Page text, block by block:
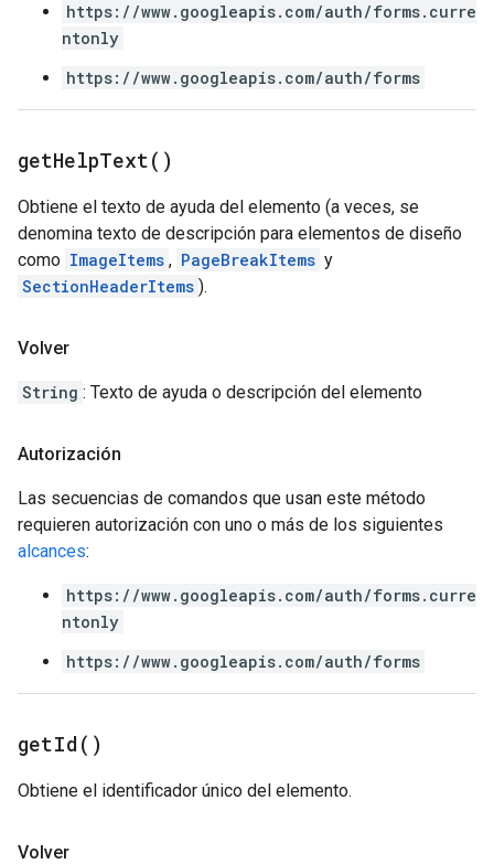
https://www.googleapis.com/auth/forms.curre
ntonly
https://www.googleapis.com/auth/forms
getHelpText( )
Obtiene el texto de ayuda del elemento (a veces, se
denomina texto de descripción para elementos de diseño
como ImageItems , PageBreakItems y
SectionHeaderItems ).
Volver
String : Texto de ayuda o descripción del elemento
Autorización
Las secuencias de comandos que usan este método
requieren autorización con uno o más de los siguientes
alcances:
https://www.googleapis.com/auth/forms.curre
ntonly
https://www.googleapis.com/auth/forms
getId( )
Obtiene el identificador único del elemento.
Volver